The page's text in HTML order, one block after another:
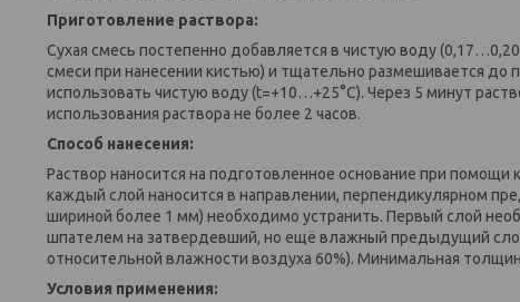
Приготовление раствора:
Сухая смесь постепенно добавляется в чистую воду
смеси при нанесении кистью) и тщательно размешивается
использовать чистую воду (t=+10…+25°C). Через 5 минут
использования раствора не более 2 часов.
Способ нанесения:
Раствор наносится на подготовленное основание при
каждый слой наносится в направлении, перпендикулярном
шириной более 1 мм) необходимо устранить. Первый слой
шпателем на затвердевший, но ещё влажный предыдущий
относительной влажности воздуха 60%). Минимальная
Условия применения: